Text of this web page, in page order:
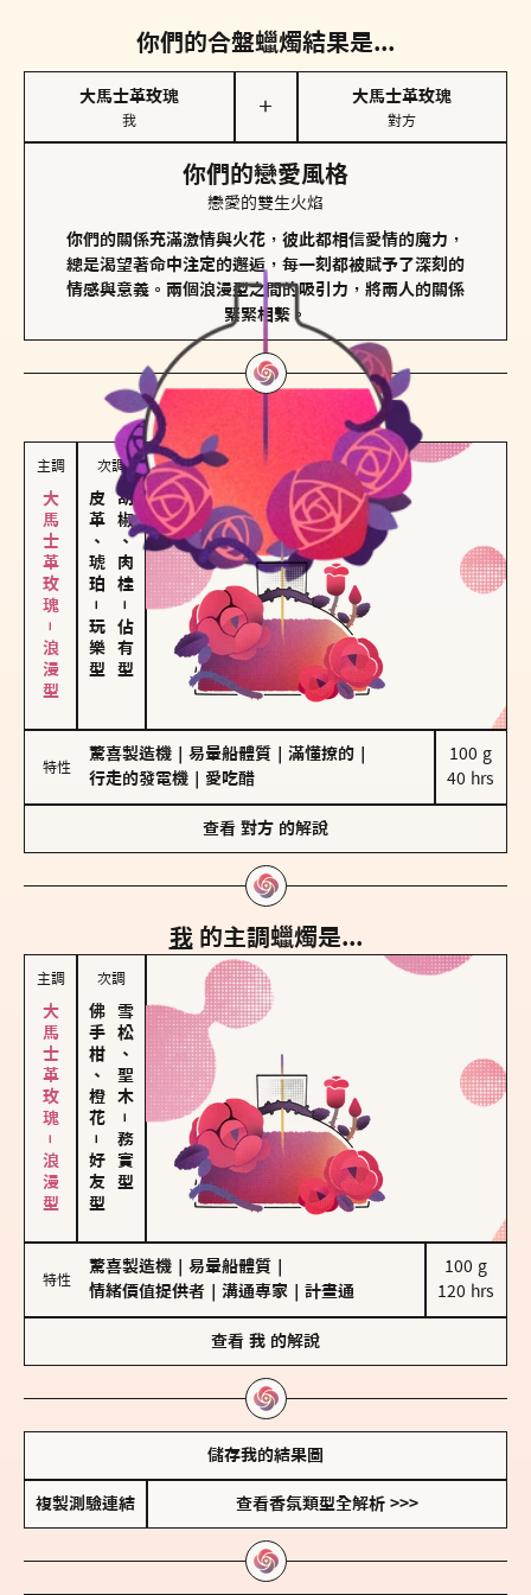
你們的合盤蠟燭結果是...
大馬士革玫瑰
我
＋
大馬士革玫瑰
對方
你們的戀愛風格
戀愛的雙生火焰
你們的關係充滿激情與火花，彼此都相信愛情的魔力，
總是渴望著命中注定的邂逅，每一刻都被賦予了深刻的
情感與意義。兩個浪漫型之間的吸引力，將兩人的關係
緊緊相繫。
對方 的主調蠟燭是...
主調
大馬士革玫瑰－浪漫型
次調
皮革、琥珀
－
玩樂型
胡椒、肉桂
－
佔有型
特性
驚喜製造機 易暈船體質 滿懂撩的
行走的發電機
愛吃醋
100 g
40 hrs
查看 對方 的解說
我 的主調蠟燭是...
主調
大馬士革玫瑰－浪漫型
次調
佛手柑、橙花
－
好友型
雪松、聖木
－
務實型
特性
驚喜製造機 易暈船體質
情緒價值提供者
溝通專家 計畫通
100 g
120 hrs
查看 我 的解說
儲存我的結果圖
複製測驗連結 查看香氛類型全解析 >>>